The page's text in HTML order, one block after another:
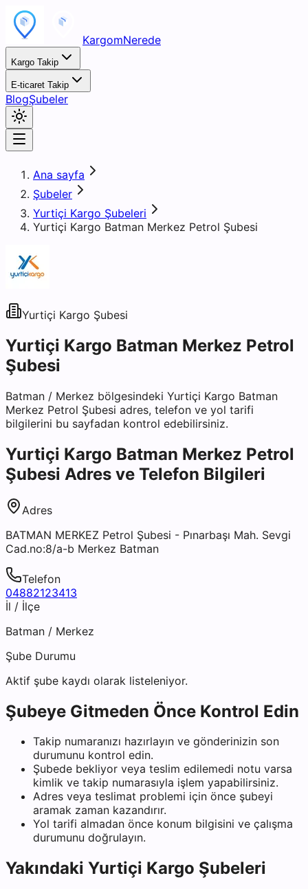
KargomNerede
Kargo Takip
E-ticaret Takip
BlogŞubeler
Ana sayfa
Şubeler
Yurtiçi Kargo Şubeleri
Yurtiçi Kargo Batman Merkez Petrol Şubesi
Yurtiçi Kargo Şubesi
Yurtiçi Kargo Batman Merkez Petrol
Şubesi
Batman / Merkez bölgesindeki Yurtiçi Kargo Batman
Merkez Petrol Şubesi adres, telefon ve yol tarifi
bilgilerini bu sayfadan kontrol edebilirsiniz.
Yurtiçi Kargo Batman Merkez Petrol
Şubesi Adres ve Telefon Bilgileri
Adres
BATMAN MERKEZ Petrol Şubesi - Pınarbaşı Mah. Sevgi
Cad.no:8/a-b Merkez Batman
Telefon
04882123413
İl / İlçe
Batman / Merkez
Şube Durumu
Aktif şube kaydı olarak listeleniyor.
Şubeye Gitmeden Önce Kontrol Edin
Takip numaranızı hazırlayın ve gönderinizin son
durumunu kontrol edin.
Şubede bekliyor veya teslim edilemedi notu varsa
kimlik ve takip numarasıyla işlem yapabilirsiniz.
Adres veya teslimat problemi için önce şubeyi
aramak zaman kazandırır.
Yol tarifi almadan önce konum bilgisini ve çalışma
durumunu doğrulayın.
Yakındaki Yurtiçi Kargo Şubeleri